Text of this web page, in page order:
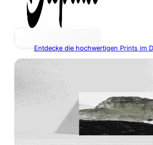
Entdecke die hochwertigen Prints im